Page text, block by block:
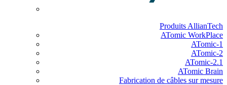
Produits AllianTech
ATomic WorkPlace
ATomic-1
ATomic-2
ATomic-2.1
ATomic Brain
Fabrication de câbles sur mesure